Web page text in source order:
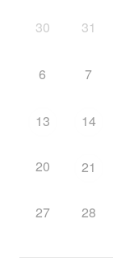
30 31
6 7
13 14
20 21
27 28